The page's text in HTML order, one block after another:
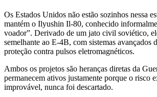
Os Estados Unidos não estão sozinhos nessa
mantém o Ilyushin Il-80, conhecido
voador”. Derivado de um jato civil soviético,
semelhante ao E-4B, com sistemas avançados
proteção contra pulsos eletromagnéticos.
Ambos os projetos são heranças diretas da
permanecem ativos justamente porque o risco
improvável, nunca foi descartado.